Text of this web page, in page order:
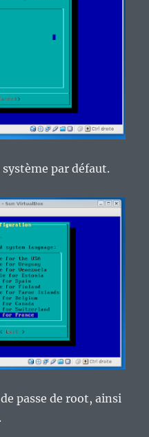
par défaut.
passe de root, ainsi